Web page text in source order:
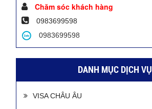
Chăm sóc khách hàng
0983699598
0983699598
DANH MỤC DỊCH VỤ
VISA CHÂU ÂU